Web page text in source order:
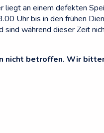
liegt an einem defekten
Uhr bis in den frühen
während dieser Zeit
nicht betroffen. Wir